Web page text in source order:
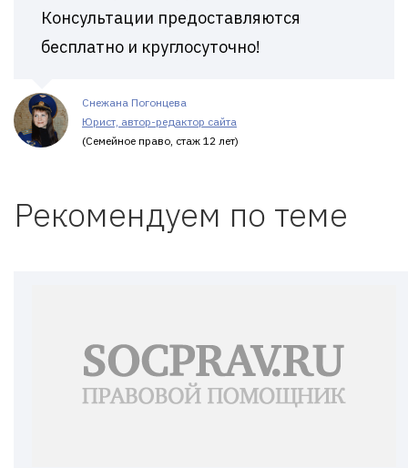
Консультации предоставляются
бесплатно и круглосуточно!
Снежана Погонцева
Юрист, автор-редактор сайта
(Семейное право, стаж 12 лет)
Рекомендуем по теме